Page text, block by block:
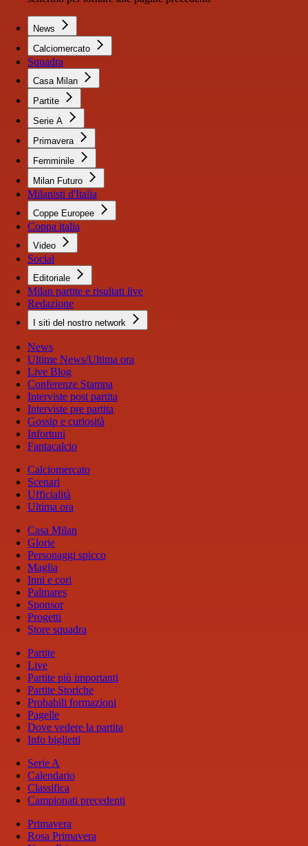
News
Calciomercato
Squadra
Casa Milan
Partite
Serie A
Primavera
Femminile
Milan Futuro
Milanisti d'Italia
Coppe Europee
Coppa italia
Video
Social
Editoriale
Milan partite e risultati live
Redazione
I siti del nostro network
News
Ultime News/Ultima ora
Live Blog
Conferenze Stampa
Interviste post partita
Interviste pre partita
Gossip e curiosità
Infortuni
Fantacalcio
Calciomercato
Scenari
Ufficialità
Ultima ora
Casa Milan
Glorie
Personaggi spicco
Maglia
Inni e cori
Palmares
Sponsor
Progetti
Store squadra
Partite
Live
Partite più importanti
Partite Storiche
Probabili formazioni
Pagelle
Dove vedere la partita
Info biglietti
Serie A
Calendario
Classifica
Campionati precedenti
Primavera
Rosa Primavera